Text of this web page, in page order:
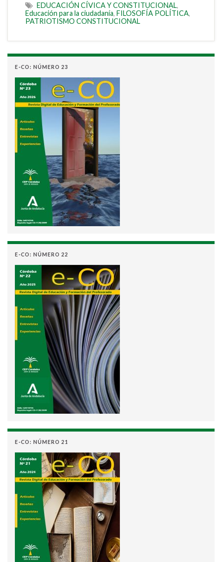
EDUCACIÓN CÍVICA Y CONSTITUCIONAL,
Educación para la ciudadanía, FILOSOFÍA POLÍTICA,
PATRIOTISMO CONSTITUCIONAL
E-CO: NÚMERO 23
E-CO: NÚMERO 22
E-CO: NÚMERO 21